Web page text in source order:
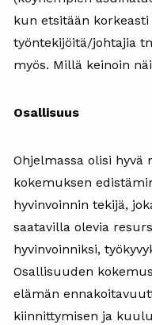
kun etsitään
työntekijöitä/johtajia
myös. Millä keinoin
Osallisuus
Ohjelmassa olisi
kokemuksen
hyvinvoinnin tekijä,
saatavilla olevia
hyvinvoinniksi,
Osallisuuden
elämän
kiinnittymisen ja